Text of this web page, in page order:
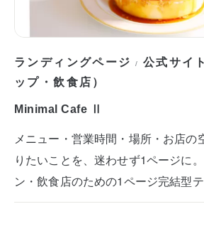
ランディングページ / 公式サイ
ップ・飲食店）
Minimal Cafe Ⅱ
メニュー・営業時間・場所・お店の
りたいことを、迷わせず1ページに
ン・飲食店のための1ページ完結型